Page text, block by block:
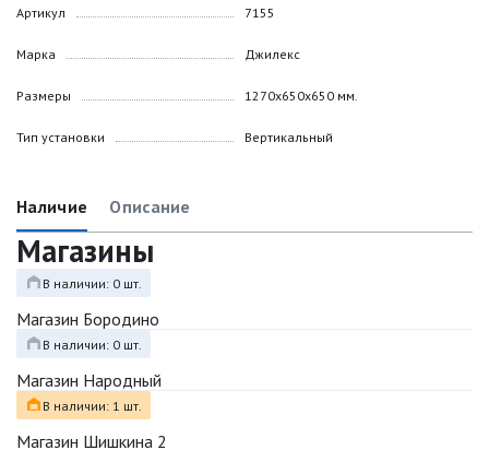
Артикул
Марка
Размеры
Тип установки
7155
Джилекс
1270х650х650 мм.
Вертикальный
Наличие Описание
Магазины
В наличии: 0 шт.
Магазин Бородино
В наличии: 0 шт.
Магазин Народный
В наличии: 1 шт.
Магазин Шишкина 2